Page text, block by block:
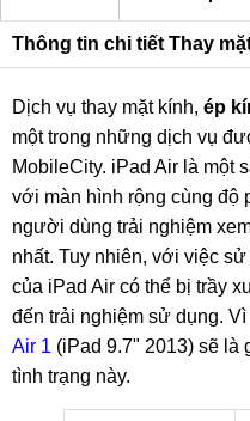
Thông tin chi tiết Thay
Dịch vụ thay mặt kính, ép
một trong những dịch vụ
MobileCity. iPad Air là một
với màn hình rộng cùng độ
người dùng trải nghiệm
nhất. Tuy nhiên, với việc
của iPad Air có thể bị trầy
đến trải nghiệm sử dụng. Vì
Air 1 (iPad 9.7" 2013) sẽ là
tình trạng này.